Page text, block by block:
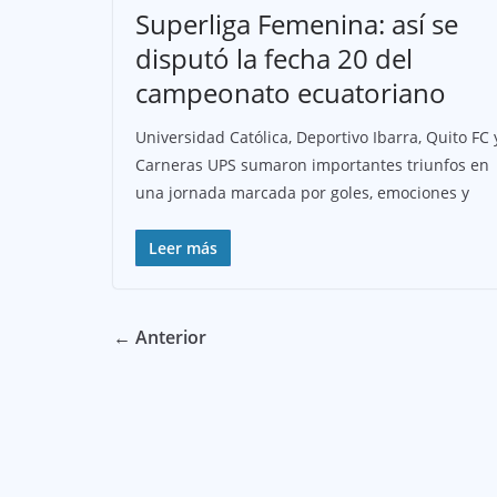
Superliga Femenina: así se
disputó la fecha 20 del
campeonato ecuatoriano
Universidad Católica, Deportivo Ibarra, Quito FC
Carneras UPS sumaron importantes triunfos en
una jornada marcada por goles, emociones y
Leer más
← Anterior